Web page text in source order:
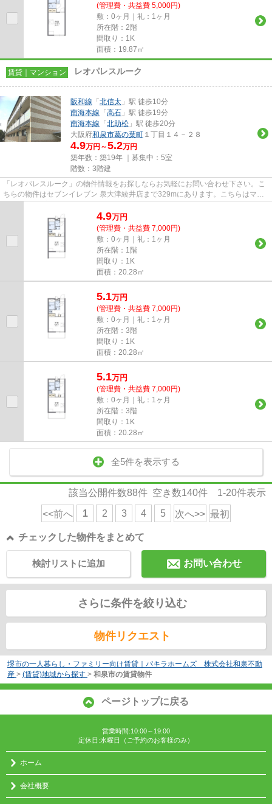
(管理費・共益費 5,000円)
敷：0ヶ月｜礼：1ヶ月
所在階：2階
間取り：1K
面積：19.87㎡
賃貸｜マンション レオパレスルーク
阪和線 「 北信太 」駅 徒歩10分
南海本線 「 高石 」駅 徒歩19分
南海本線 「 北助松 」駅 徒歩20分
大阪府和泉市葛の葉町 １丁目１４－２８
4.9万円～5.2万円
築年数：築19年 ｜募集中： 5室
階数：3階建
「レオパレスルーク」の物件情報をお探しならお気軽にお問い合わせ下さい。こ
ちらの物件はセブンイレブン 泉大津綾井店まで329mにあります。こちらはマン
4.9万円
(管理費・共益費 7,000円)
敷：0ヶ月｜礼：1ヶ月
所在階：1階
間取り：1K
面積：20.28㎡
5.1万円
(管理費・共益費 7,000円)
敷：0ヶ月｜礼：1ヶ月
所在階：3階
間取り：1K
面積：20.28㎡
5.1万円
(管理費・共益費 7,000円)
敷：0ヶ月｜礼：1ヶ月
所在階：3階
間取り：1K
面積：20.28㎡
全5件を表示する
該当公開件数88件 空き数140件 1-20件表示
<<前へ 1 2 3 4 5 次へ>> 最初
チェックした物件をまとめて
お問い合わせ
検討リストに追加
さらに条件を絞り込む
物件リクエスト
堺市の一人暮らし・ファミリー向け賃貸｜パキラホームズ 株式会社和泉不動
産 > (賃貸)地域から探す > 和泉市の賃貸物件
ページトップに戻る
営業時間:10:00～19:00
定休日:水曜日（ご予約のお客様のみ）
ホーム
会社概要